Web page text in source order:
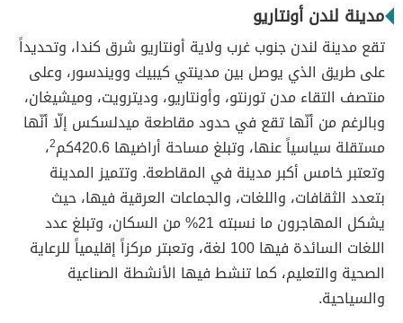
مدينة لندن أونتاريو
تقع مدينة لندن جنوب غرب ولاية أونتاريو شرق كندا، وتحديداً
على طريق الذي يوصل بين مدينتي كيبيك وويندسور، وعلى
منتصف التقاء مدن تورنتو، وأونتاريو، وديترويت، وميشيغان،
وبالرغم من أنّها تقع في حدود مقاطعة ميدلسكس إلّا أنّها
مستقلة سياسياً عنها، وتبلغ مساحة أراضيها 420.6كم
2،
وتعتبر خامس أكبر مدينة في المقاطعة. وتتميز المدينة
بتعدد الثقافات، واللغات، والجماعات العرقية فيها، حيث
يشكل المهاجرون ما نسبته 21% من السكان، وتبلغ عدد
اللغات السائدة فيها 100 لغة، وتعبتر مركزاً إقليمياً للرعاية
الصحية والتعليم، كما تنشط فيها الأنشطة الصناعية
والسياحية.